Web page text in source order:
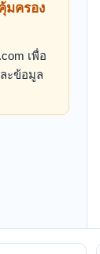
มครอง
เพื่อ
ะข้อมูล